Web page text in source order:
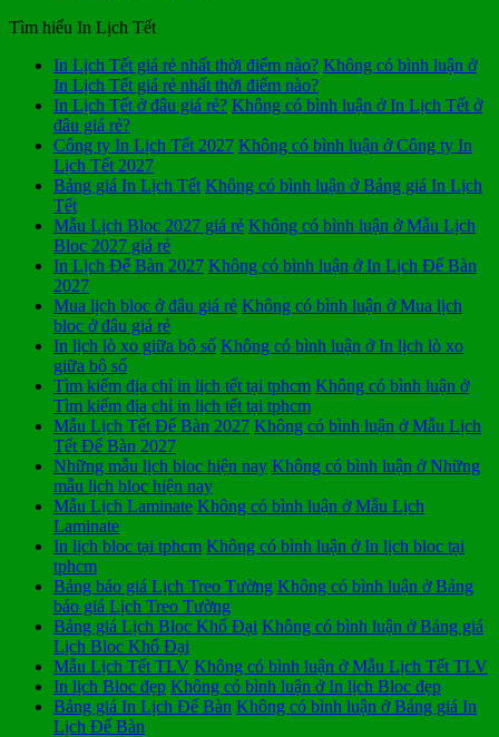
Tìm hiểu In Lịch Tết
In Lịch Tết giá rẻ nhất thời điểm nào? Không có bình luận ở
In Lịch Tết giá rẻ nhất thời điểm nào?
In Lịch Tết ở đâu giá rẻ? Không có bình luận ở In Lịch Tết ở
đâu giá rẻ?
Công ty In Lịch Tết 2027 Không có bình luận ở Công ty In
Lịch Tết 2027
Bảng giá In Lịch Tết Không có bình luận ở Bảng giá In Lịch
Tết
Mẫu Lịch Bloc 2027 giá rẻ Không có bình luận ở Mẫu Lịch
Bloc 2027 giá rẻ
In Lịch Để Bàn 2027 Không có bình luận ở In Lịch Để Bàn
2027
Mua lịch bloc ở đâu giá rẻ Không có bình luận ở Mua lịch
bloc ở đâu giá rẻ
In lịch lò xo giữa bộ số Không có bình luận ở In lịch lò xo
giữa bộ số
Tìm kiếm địa chỉ in lịch tết tại tphcm Không có bình luận ở
Tìm kiếm địa chỉ in lịch tết tại tphcm
Mẫu Lịch Tết Để Bàn 2027 Không có bình luận ở Mẫu Lịch
Tết Để Bàn 2027
Những mẫu lịch bloc hiện nay Không có bình luận ở Những
mẫu lịch bloc hiện nay
Mẫu Lịch Laminate Không có bình luận ở Mẫu Lịch
Laminate
In lịch bloc tại tphcm Không có bình luận ở In lịch bloc tại
tphcm
Bảng báo giá Lịch Treo Tường Không có bình luận ở Bảng
báo giá Lịch Treo Tường
Bảng giá Lịch Bloc Khổ Đại Không có bình luận ở Bảng giá
Lịch Bloc Khổ Đại
Mẫu Lịch Tết TLV Không có bình luận ở Mẫu Lịch Tết TLV
In lịch Bloc đẹp Không có bình luận ở In lịch Bloc đẹp
Bảng giá In Lịch Để Bàn Không có bình luận ở Bảng giá In
Lịch Để Bàn